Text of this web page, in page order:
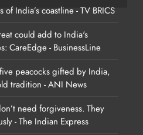
India’s coastline - TV BRICS
could add to India's
CareEdge - BusinessLine
peacocks gifted by India,
tradition - ANI News
need forgiveness. They
- The Indian Express